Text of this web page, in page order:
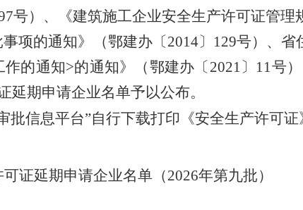
号）、《建筑施工企业安全生产许可证管
项的通知》（鄂建办〔2014〕129号）、
的通知>的通知》（鄂建办〔2021〕11号
期申请企业名单予以公布。
信息平台”自行下载打印《安全生产许可证
证延期申请企业名单（2026年第九批）